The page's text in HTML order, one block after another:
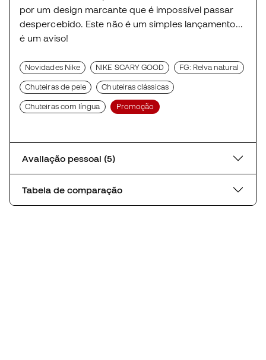
por um design marcante que é impossível passar
despercebido. Este não é um simples lançamento...
é um aviso!
Novidades Nike NIKE SCARY GOOD FG: Relva natural
Chuteiras de pele Chuteiras clássicas
Chuteiras com língua Promoção
Avaliação pessoal (5)
Tabela de comparação